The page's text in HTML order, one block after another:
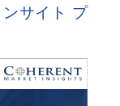
サイト プ